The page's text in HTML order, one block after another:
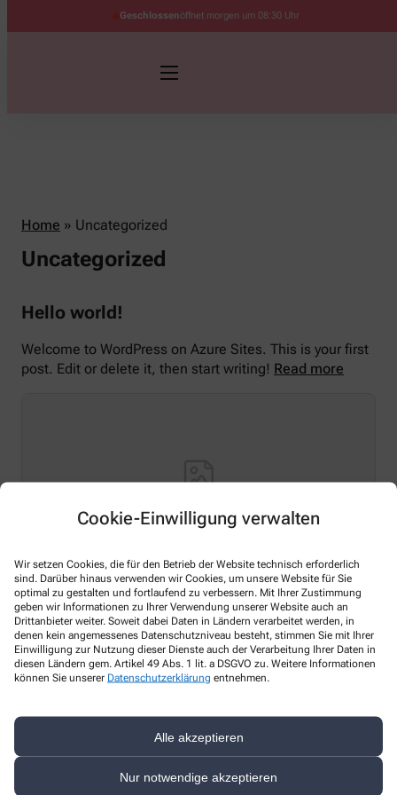
Cookie-Einwilligung verwalten
Wir setzen Cookies, die für den Betrieb der Website technisch erforderlich
sind. Darüber hinaus verwenden wir Cookies, um unsere Website für Sie
optimal zu gestalten und fortlaufend zu verbessern. Mit Ihrer Zustimmung
geben wir Informationen zu Ihrer Verwendung unserer Website auch an
Drittanbieter weiter. Soweit dabei Daten in Ländern verarbeitet werden, in
denen kein angemessenes Datenschutzniveau besteht, stimmen Sie mit Ihrer
Einwilligung zur Nutzung dieser Dienste auch der Verarbeitung Ihrer Daten in
diesen Ländern gem. Artikel 49 Abs. 1 lit. a DSGVO zu. Weitere Informationen
können Sie unserer Datenschutzerklärung entnehmen.
Alle akzeptieren
Nur notwendige akzeptieren
Geschlossenöffnet morgen um 08:30 Uhr
Home » Uncategorized
Uncategorized
Hello world!
Welcome to WordPress on Azure Sites. This is your first
post. Edit or delete it, then start writing! Read more
Hello world!
Welcome to WordPress on Azure Sites. This is your first
post. Edit or delete it, then start writing!
Mehr lesen